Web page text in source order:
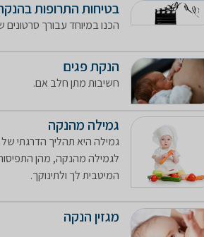
בטיחות התרופות
הכנו במיוחד עבורך
הנקת פגים
חשיבות מתן חלב אם.
גמילה מהנקה
גמילה היא תהליך הדרגתי
לגמילה מהנקה, מהן
המיטבית לך ולתינוקך.
מגזין הנקה